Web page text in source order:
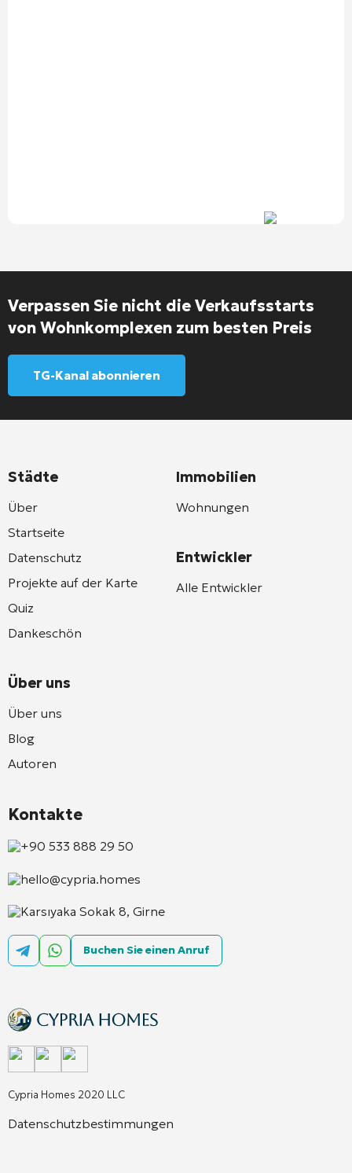
Verpassen Sie nicht die Verkaufsstarts
von Wohnkomplexen zum besten Preis
TG-Kanal abonnieren
Cypria Homes 2020 LLC
Datenschutzbestimmungen
Städte
Über
Startseite
Datenschutz
Projekte auf der Karte
Quiz
Dankeschön
Über uns
Über uns
Blog
Autoren
Immobilien
Wohnungen
Entwickler
Alle Entwickler
Kontakte
+90 533 888 29 50
hello@cypria.homes
Karsıyaka Sokak 8, Girne
Buchen Sie einen Anruf